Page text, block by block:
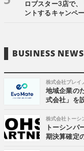
ロブスター3店で
ントするキャンペ
BUSINESS NEWS
株式会社プレイ
地域企業の
式会社」を
株式会社トーシ
トーシンパ
期決算確定